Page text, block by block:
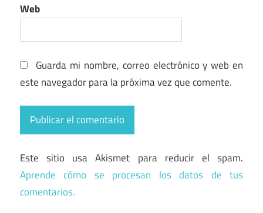
Web
Guarda mi nombre, correo electrónico y web en
este navegador para la próxima vez que comente.
Este sitio usa Akismet para reducir el spam.
Aprende cómo se procesan los datos de tus
comentarios.